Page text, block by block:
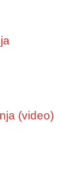
(video)